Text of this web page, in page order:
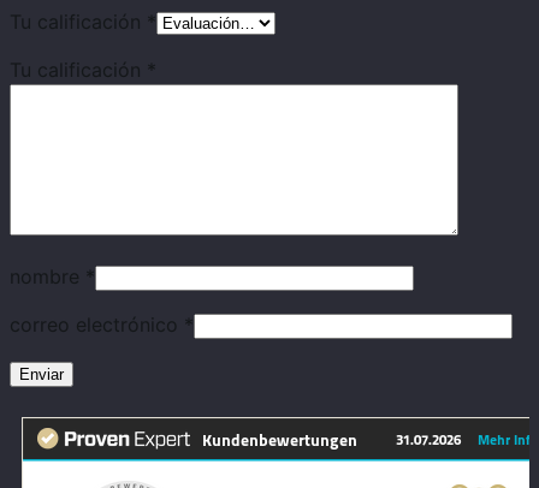
Tu calificación *
Tu calificación *
nombre *
correo electrónico *